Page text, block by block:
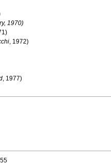
1970)
, 1972)
, 1977)